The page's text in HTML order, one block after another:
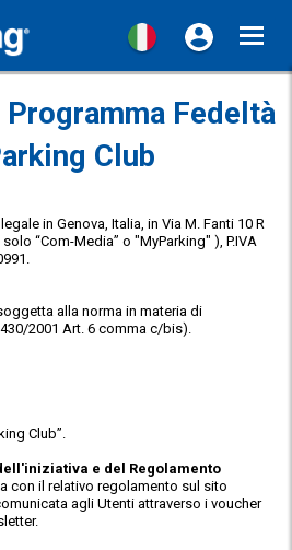
Fedeltà
Club
in Genova, Italia, in Via M. Fanti 10 R
“Com-Media” o "MyParking" ), P.IVA
alla norma in materia di
2001 Art. 6 comma c/bis).
Club”.
e del Regolamento
con il relativo regolamento sul sito
agli Utenti attraverso i voucher